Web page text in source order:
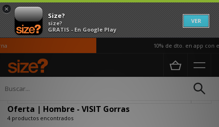
×
Size?
size?
GRATIS - En Google Play
VER
10% de dto. en app con el
Página principal
Oferta | Hombre - VISIT Gorras
4 productos encontrados